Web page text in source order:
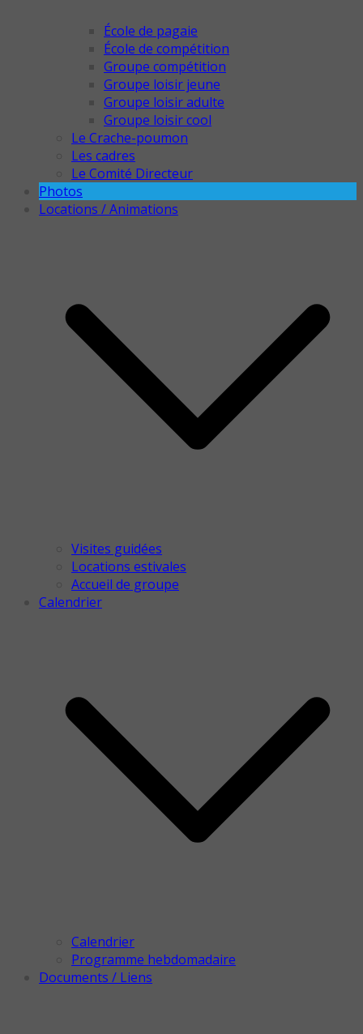
École de pagaie
École de compétition
Groupe compétition
Groupe loisir jeune
Groupe loisir adulte
Groupe loisir cool
Le Crache-poumon
Les cadres
Le Comité Directeur
Photos
Locations / Animations
Visites guidées
Locations estivales
Accueil de groupe
Calendrier
Calendrier
Programme hebdomadaire
Documents / Liens